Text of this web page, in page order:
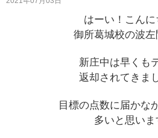
はーい！こんに
御所葛城校の波左
新庄中は早くも
返却されてきま
目標の点数に届かな
多いと思いま